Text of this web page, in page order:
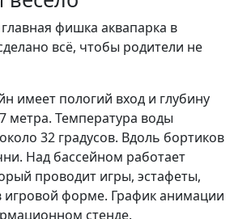
фишка аквапарка в
всё, чтобы родители не
имеет пологий вход и глубину
метра. Температура воды
32 градусов. Вдоль бортиков
Над бассейном работает
проводит игры, эстафеты,
игровой форме. График анимации
стенде.